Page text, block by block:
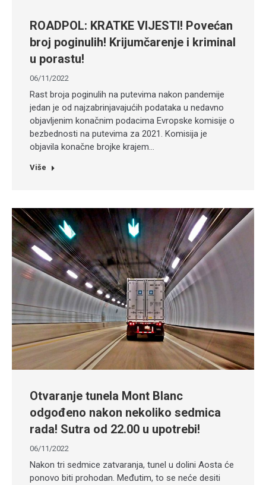
ROADPOL: KRATKE VIJESTI! Povećan
broj poginulih! Krijumčarenje i kriminal
u porastu!
06/11/2022
Rast broja poginulih na putevima nakon pandemije
jedan je od najzabrinjavajućih podataka u nedavno
objavljenim konačnim podacima Evropske komisije o
bezbednosti na putevima za 2021. Komisija je
objavila konačne brojke krajem…
Više
Otvaranje tunela Mont Blanc
odgođeno nakon nekoliko sedmica
rada! Sutra od 22.00 u upotrebi!
06/11/2022
Nakon tri sedmice zatvaranja, tunel u dolini Aosta će
ponovo biti prohodan. Međutim, to se neće desiti